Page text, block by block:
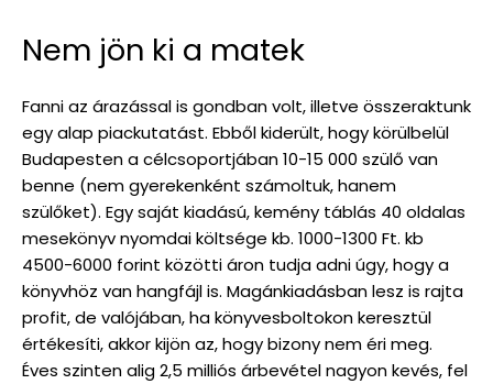
Nem jön ki a matek
Fanni az árazással is gondban volt, illetve összeraktunk
egy alap piackutatást. Ebből kiderült, hogy körülbelül
Budapesten a célcsoportjában 10-15 000 szülő van
benne (nem gyerekenként számoltuk, hanem
szülőket). Egy saját kiadású, kemény táblás 40 oldalas
mesekönyv nyomdai költsége kb. 1000-1300 Ft. kb
4500-6000 forint közötti áron tudja adni úgy, hogy a
könyvhöz van hangfájl is. Magánkiadásban lesz is rajta
profit, de valójában, ha könyvesboltokon keresztül
értékesíti, akkor kijön az, hogy bizony nem éri meg.
Éves szinten alig 2,5 milliós árbevétel nagyon kevés, fel